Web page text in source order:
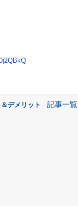
デメリット 記事一覧